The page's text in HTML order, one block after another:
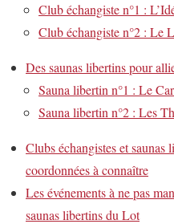
Club échangiste n°1 :
Club échangiste n°2 : Le
Des saunas libertins pour
Sauna libertin n°1 : Le
Sauna libertin n°2 : Les
Clubs échangistes et saunas
coordonnées à connaître
Les événements à ne pas
saunas libertins du Lot